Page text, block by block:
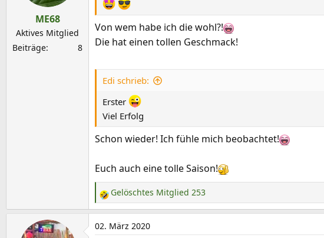
ME68
Aktives Mitglied
Beiträge
8
Von wem habe ich die wohl?!
Die hat einen tollen Geschmack!
Edi schrieb:
Erster
Viel Erfolg
Schon wieder! Ich fühle mich beobachtet!
Euch auch eine tolle Saison!
R
e
a
Gelöschtes Mitglied 253
02. März 2020